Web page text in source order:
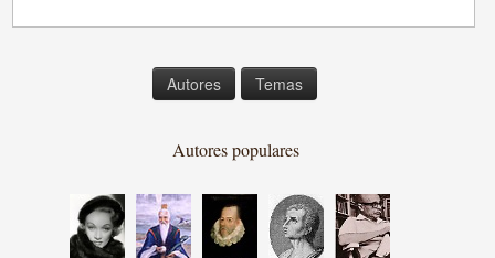
Autores Temas
Autores populares